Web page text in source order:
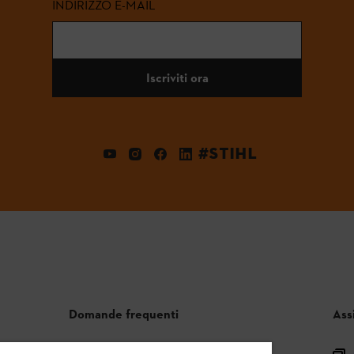
INDIRIZZO E-MAIL
Iscriviti ora
#STIHL
Domande frequenti